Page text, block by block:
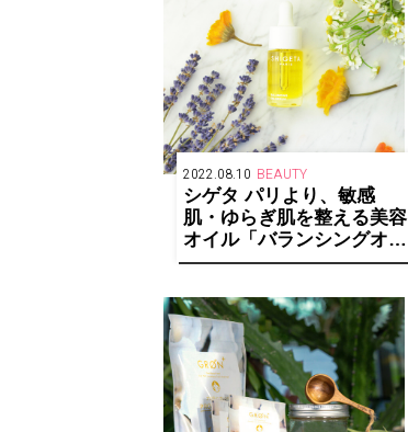
2022.08.10 BEAUTY
シゲタ パリより、敏感
肌・ゆらぎ肌を整える美容
オイル「バランシングオイ
ルセラム」が発売